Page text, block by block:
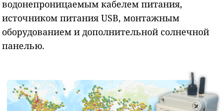
водонепроницаемым кабелем питания,
источником питания USB, монтажным
оборудованием и дополнительной солнечной
панелью.